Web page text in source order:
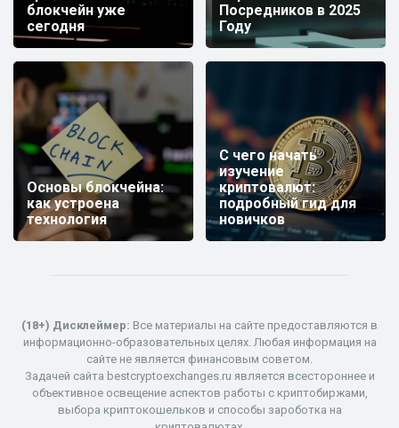
блокчейн уже
сегодня
Посредников в 2025
Году
Основы блокчейна:
как устроена
технология
С чего начать
изучение
криптовалют:
подробный гид для
новичков
(18+) Дисклеймер: Все материалы на сайте предоставляются в
информационно-образовательных целях. Любая информация на
сайте не является финансовым советом.
Задачей сайта bestcryptoexchanges.ru является всестороннее и
объективное освещение аспектов работы с криптобиржами,
выбора криптокошельков и способы зароботка на